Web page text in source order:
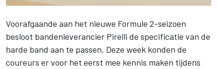
Voorafgaande aan het nieuwe Formule 2-seizoen
besloot bandenleverancier Pirelli de specificatie van de
harde band aan te passen. Deze week konden de
coureurs er voor het eerst mee kennis maken tijdens